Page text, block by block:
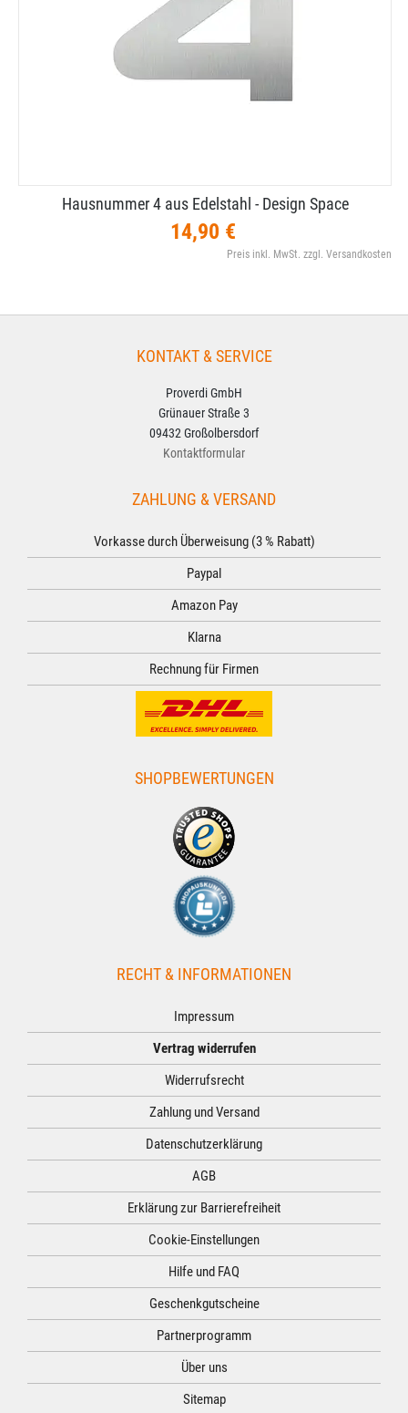
Hausnummer 4 aus Edelstahl - Design Space
14,90 €
Preis inkl. MwSt. zzgl. Versandkosten
KONTAKT & SERVICE
Proverdi GmbH
Grünauer Straße 3
09432 Großolbersdorf
Kontaktformular
ZAHLUNG & VERSAND
Vorkasse durch Überweisung (3 % Rabatt)
Paypal
Amazon Pay
Klarna
Rechnung für Firmen
SHOPBEWERTUNGEN
RECHT & INFORMATIONEN
Impressum
Vertrag widerrufen
Widerrufsrecht
Zahlung und Versand
Datenschutzerklärung
AGB
Erklärung zur Barrierefreiheit
Cookie-Einstellungen
Hilfe und FAQ
Geschenkgutscheine
Partnerprogramm
Über uns
Sitemap